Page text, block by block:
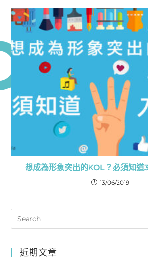
想成為形象突出的KOL？必須知道
13/06/2019
近期文章